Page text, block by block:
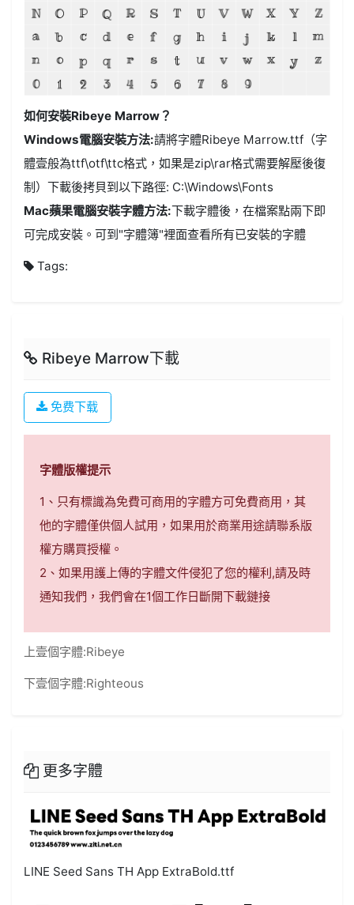
如何安裝Ribeye Marrow？
Windows電腦安裝方法:請將字體Ribeye Marrow.ttf（字
體壹般為ttf\otf\ttc格式，如果是zip\rar格式需要解壓後復
制）下載後拷貝到以下路徑: C:\Windows\Fonts
Mac蘋果電腦安裝字體方法:下載字體後，在檔案點兩下即
可完成安裝。可到"字體簿"裡面查看所有已安裝的字體
Tags:
Ribeye Marrow下載
免费下载
字體版權提示
1、只有標識為免費可商用的字體方可免費商用，其
他的字體僅供個人試用，如果用於商業用途請聯系版
權方購買授權。
2、如果用護上傳的字體文件侵犯了您的權利,請及時
通知我們，我們會在1個工作日斷開下載鏈接
上壹個字體:Ribeye
下壹個字體:Righteous
更多字體
LINE Seed Sans TH App ExtraBold.ttf